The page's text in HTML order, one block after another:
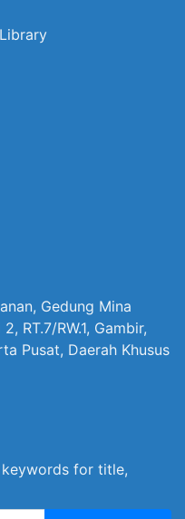
Gedung Mina
RT.7/RW.1, Gambir,
Pusat, Daerah Khusus
for title,